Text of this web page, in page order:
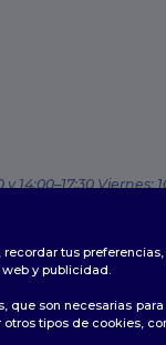
y 14:00–17:30 Viernes:
tus
y publicidad.
son necesarias
tipos de cookies,